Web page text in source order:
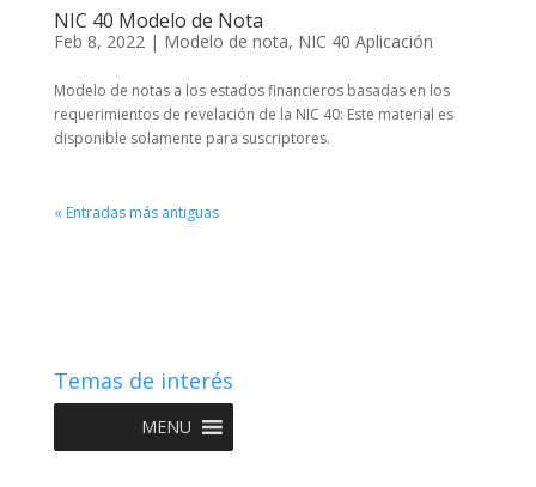
NIC 40 Modelo de Nota
Feb 8, 2022| Modelo de nota, NIC 40 Aplicación
Modelo de notas a los estados financieros basadas en los
requerimientos de revelación de la NIC 40: Este material es
disponible solamente para suscriptores.
« Entradas más antiguas
Temas de interés
MENU